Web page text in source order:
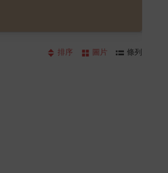
排序 圖片 條列